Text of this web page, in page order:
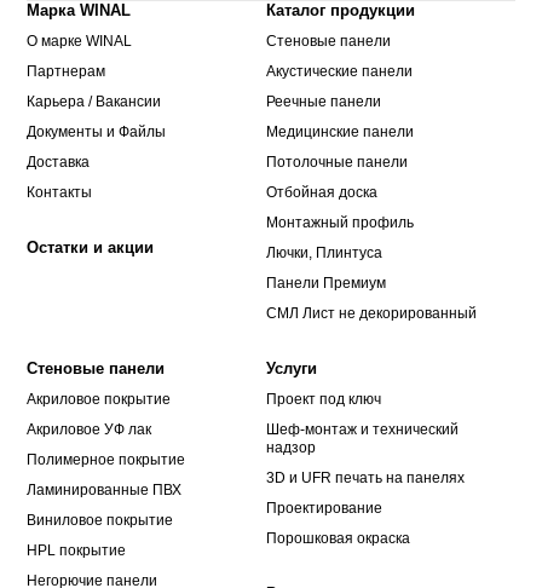
Марка WINAL
О марке WINAL
Партнерам
Карьера / Вакансии
Документы и Файлы
Доставка
Контакты
Остатки и акции
Каталог продукции
Стеновые панели
Акустические панели
Реечные панели
Медицинские панели
Потолочные панели
Отбойная доска
Монтажный профиль
Лючки, Плинтуса
Панели Премиум
СМЛ Лист не декорированный
Стеновые панели
Акриловое покрытие
Акриловое УФ лак
Полимерное покрытие
Ламинированные ПВХ
Виниловое покрытие
HPL покрытие
Негорючие панели
Услуги
Проект под ключ
Шеф-монтаж и технический
надзор
3D и UFR печать на панелях
Проектирование
Порошковая окраска